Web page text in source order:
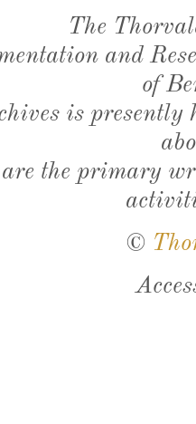
The
and
of
is presently
the primary
©